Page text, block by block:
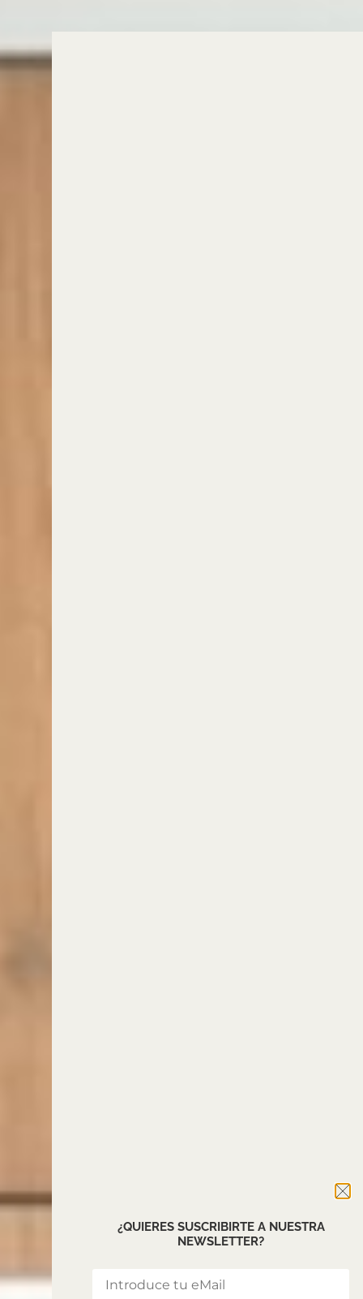
¿QUIERES SUSCRIBIRTE A NUESTRA
NEWSLETTER?